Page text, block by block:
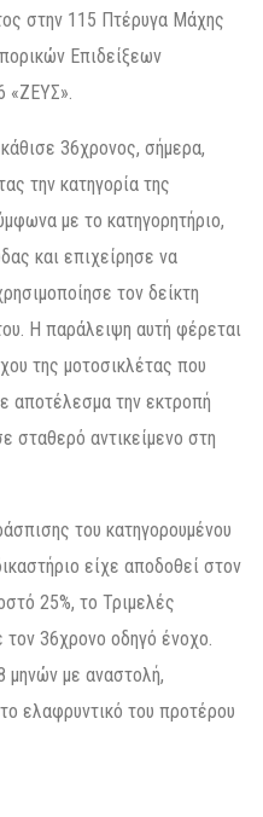
στην 115 Πτέρυγα Μάχης
Επιδείξεων
«ΖΕΥΣ».
36χρονος, σήμερα,
την κατηγορία της
με το κατηγορητήριο,
και επιχείρησε να
τον δείκτη
Η παράλειψη αυτή φέρεται
της μοτοσικλέτας που
αποτέλεσμα την εκτροπή
σταθερό αντικείμενο στη
του κατηγορουμένου
είχε αποδοθεί στον
25%, το Τριμελές
τον 36χρονο οδηγό ένοχο.
μηνών με αναστολή,
ελαφρυντικό του προτέρου